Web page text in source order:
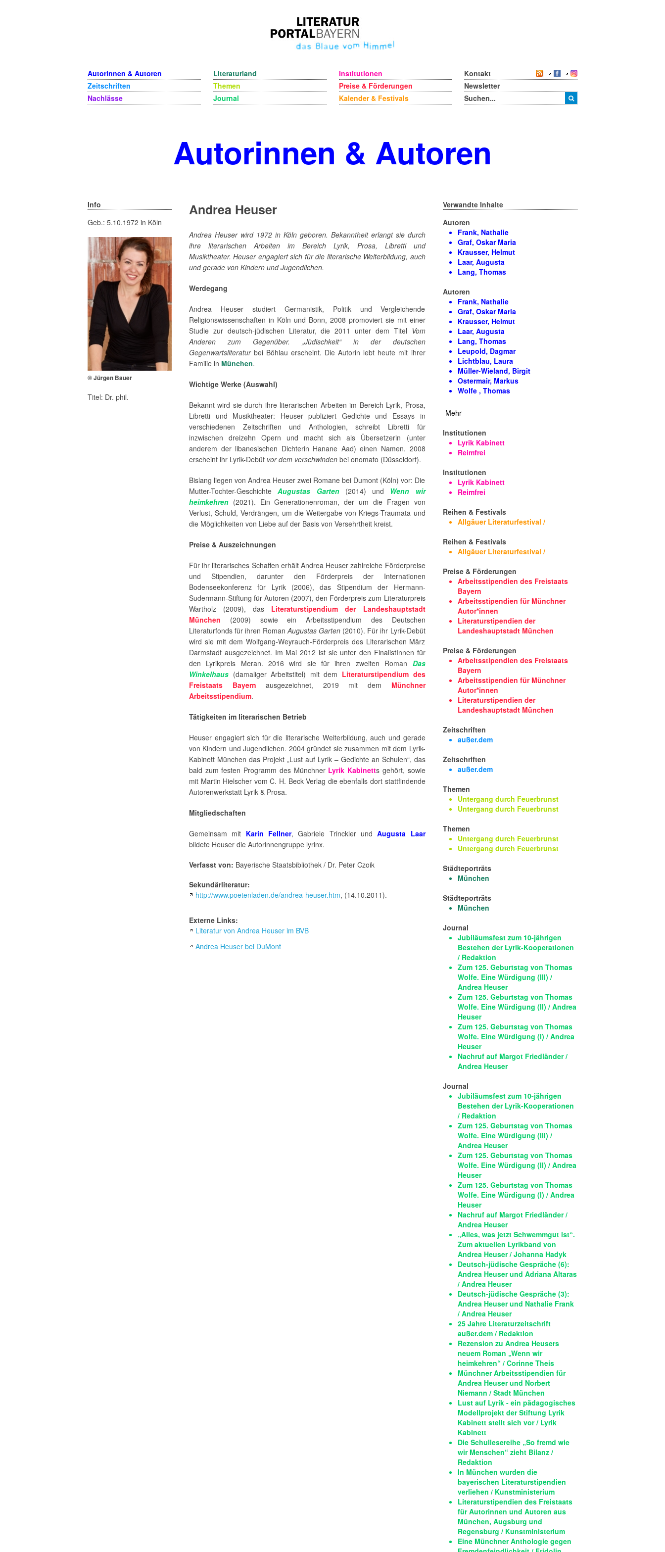
Autorinnen & Autoren
Zeitschriften
Nachlässe
Literaturland
Themen
Journal
Institutionen
Preise & Förderungen
Kalender & Festivals
Kontakt
Newsletter
Autorinnen & Autoren
Info
Geb.: 5.10.1972 in Köln
© Jürgen Bauer
Titel: Dr. phil.
Andrea Heuser
Andrea Heuser wird 1972 in Köln geboren. Bekanntheit erlangt sie durch
ihre literarischen Arbeiten im Bereich Lyrik, Prosa, Libretti und
Musiktheater. Heuser engagiert sich für die literarische Weiterbildung, auch
und gerade von Kindern und Jugendlichen.
Werdegang
Andrea Heuser studiert Germanistik, Politik und Vergleichende
Religionswissenschaften in Köln und Bonn, 2008 promoviert sie mit einer
Studie zur deutsch-jüdischen Literatur, die 2011 unter dem Titel Vom
Anderen zum Gegenüber. „Jüdischkeit“ in der deutschen
Gegenwartsliteraturbei Böhlau erscheint. Die Autorin lebt heute mit ihrer
Familie in München.
Wichtige Werke (Auswahl)
Bekannt wird sie durch ihre literarischen Arbeiten im Bereich Lyrik, Prosa,
Libretti und Musiktheater: Heuser publiziert Gedichte und Essays in
verschiedenen Zeitschriften und Anthologien, schreibt Libretti für
inzwischen dreizehn Opern und macht sich als Übersetzerin (unter
anderem der libanesischen Dichterin Hanane Aad) einen Namen. 2008
erscheint ihr Lyrik-Debüt vor dem verschwinden bei onomato (Düsseldorf).
Bislang liegen von Andrea Heuser zwei Romane bei Dumont (Köln) vor: Die
Mutter-Tochter-GeschichteAugustas Garten (2014) und Wenn wir
heimkehren (2021). Ein Generationenroman, der um die Fragen von
Verlust, Schuld, Verdrängen, um die Weitergabe von Kriegs-Traumata und
die Möglichkeiten von Liebe auf der Basis von Versehrtheit kreist.
Preise & Auszeichnungen
Für ihr literarisches Schaffen erhält Andrea Heuser zahlreiche Förderpreise
und Stipendien, darunter den Förderpreis der Internationen
Bodenseekonferenz für Lyrik (2006), das Stipendium der Hermann-
Sudermann-Stiftung für Autoren (2007), den Förderpreis zum Literaturpreis
Wartholz (2009), das Literaturstipendium der Landeshauptstadt
München (2009) sowie ein Arbeitsstipendium des Deutschen
Literaturfonds für ihren RomanAugustas Garten (2010). Für ihr Lyrik-Debüt
wird sie mit dem Wolfgang-Weyrauch-Förderpreis des Literarischen März
Darmstadt ausgezeichnet. Im Mai 2012 ist sie unter den FinalistInnen für
den Lyrikpreis Meran. 2016 wird sie für ihren zweiten Roman Das
Winkelhaus (damaliger Arbeitstitel) mit dem Literaturstipendium des
Freistaats Bayern ausgezeichnet, 2019 mit dem Münchner
Arbeitsstipendium.
Tätigkeiten im literarischen Betrieb
Heuser engagiert sich für die literarische Weiterbildung, auch und gerade
von Kindern und Jugendlichen. 2004 gründet sie zusammen mit dem Lyrik-
Kabinett München das Projekt „Lust auf Lyrik – Gedichte an Schulen“, das
bald zum festen Programm des Münchner Lyrik Kabinetts gehört, sowie
mit Martin Hielscher vom C. H. Beck Verlag die ebenfalls dort stattfindende
Autorenwerkstatt Lyrik & Prosa.
Mitgliedschaften
Gemeinsam mit Karin Fellner, Gabriele Trinckler undAugusta Laar
bildete Heuser die Autorinnengruppe lyrinx.
Verfasst von: Bayerische Staatsbibliothek / Dr. Peter Czoik
Sekundärliteratur:
http://www.poetenladen.de/andrea-heuser.htm, (14.10.2011).
Externe Links:
Literatur von Andrea Heuser im BVB
Andrea Heuser bei DuMont
Verwandte Inhalte
Autoren
Frank, Nathalie
Graf, Oskar Maria
Krausser, Helmut
Laar, Augusta
Lang, Thomas
Autoren
Frank, Nathalie
Graf, Oskar Maria
Krausser, Helmut
Laar, Augusta
Lang, Thomas
Leupold, Dagmar
Lichtblau, Laura
Müller-Wieland, Birgit
Ostermair, Markus
Wolfe , Thomas
Mehr
Institutionen
Lyrik Kabinett
Reimfrei
Institutionen
Lyrik Kabinett
Reimfrei
Reihen & Festivals
Allgäuer Literaturfestival /
Reihen & Festivals
Allgäuer Literaturfestival /
Preise & Förderungen
Arbeitsstipendien des Freistaats
Bayern
Arbeitsstipendien für Münchner
Autor*innen
Literaturstipendien der
Landeshauptstadt München
Preise & Förderungen
Arbeitsstipendien des Freistaats
Bayern
Arbeitsstipendien für Münchner
Autor*innen
Literaturstipendien der
Landeshauptstadt München
Zeitschriften
außer.dem
Zeitschriften
außer.dem
Themen
Untergang durch Feuerbrunst
Untergang durch Feuerbrunst
Themen
Untergang durch Feuerbrunst
Untergang durch Feuerbrunst
Städteporträts
München
Städteporträts
München
Journal
Jubiläumsfest zum 10-jährigen
Bestehen der Lyrik-Kooperationen
/ Redaktion
Zum 125. Geburtstag von Thomas
Wolfe. Eine Würdigung (III) /
Andrea Heuser
Zum 125. Geburtstag von Thomas
Wolfe. Eine Würdigung (II) / Andrea
Heuser
Zum 125. Geburtstag von Thomas
Wolfe. Eine Würdigung (I) / Andrea
Heuser
Nachruf auf Margot Friedländer /
Andrea Heuser
Journal
Jubiläumsfest zum 10-jährigen
Bestehen der Lyrik-Kooperationen
/ Redaktion
Zum 125. Geburtstag von Thomas
Wolfe. Eine Würdigung (III) /
Andrea Heuser
Zum 125. Geburtstag von Thomas
Wolfe. Eine Würdigung (II) / Andrea
Heuser
Zum 125. Geburtstag von Thomas
Wolfe. Eine Würdigung (I) / Andrea
Heuser
Nachruf auf Margot Friedländer /
Andrea Heuser
„Alles, was jetzt Schwemmgut ist“.
Zum aktuellen Lyrikband von
Andrea Heuser / Johanna Hadyk
Deutsch-jüdische Gespräche (6):
Andrea Heuser und Adriana Altaras
/ Andrea Heuser
Deutsch-jüdische Gespräche (3):
Andrea Heuser und Nathalie Frank
/ Andrea Heuser
25 Jahre Literaturzeitschrift
außer.dem / Redaktion
Rezension zu Andrea Heusers
neuem Roman „Wenn wir
heimkehren“ / Corinne Theis
Münchner Arbeitsstipendien für
Andrea Heuser und Norbert
Niemann / Stadt München
Lust auf Lyrik - ein pädagogisches
Modellprojekt der Stiftung Lyrik
Kabinett stellt sich vor / Lyrik
Kabinett
Die Schullesereihe „So fremd wie
wir Menschen“ zieht Bilanz /
Redaktion
In München wurden die
bayerischen Literaturstipendien
verliehen / Kunstministerium
Literaturstipendien des Freistaats
für Autorinnen und Autoren aus
München, Augsburg und
Regensburg / Kunstministerium
Eine Münchner Anthologie gegen